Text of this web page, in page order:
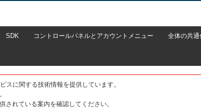
SDK コントロールパネルとアカウントメニュー 全体の共
スに関する技術情報を提供しています。
れている案内を確認してください。